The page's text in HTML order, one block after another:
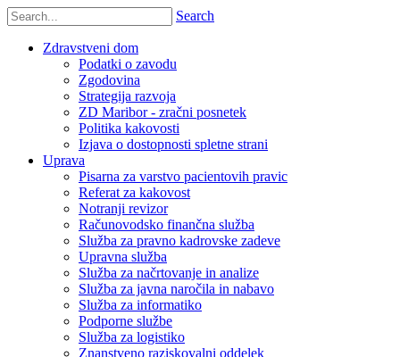
Search
Zdravstveni dom
Podatki o zavodu
Zgodovina
Strategija razvoja
ZD Maribor - zračni posnetek
Politika kakovosti
Izjava o dostopnosti spletne strani
Uprava
Pisarna za varstvo pacientovih pravic
Referat za kakovost
Notranji revizor
Računovodsko finančna služba
Služba za pravno kadrovske zadeve
Upravna služba
Služba za načrtovanje in analize
Služba za javna naročila in nabavo
Služba za informatiko
Podporne službe
Služba za logistiko
Znanstveno raziskovalni oddelek